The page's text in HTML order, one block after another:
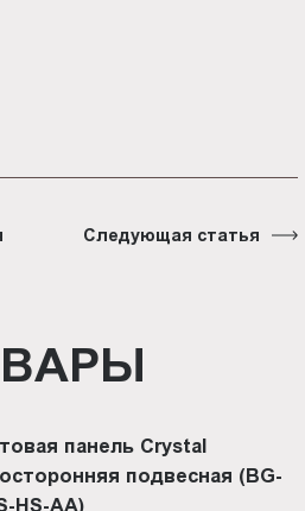
Следующая статья
панель Crystal
подвесная (BG-
HS-AА)